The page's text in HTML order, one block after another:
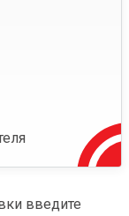
введите